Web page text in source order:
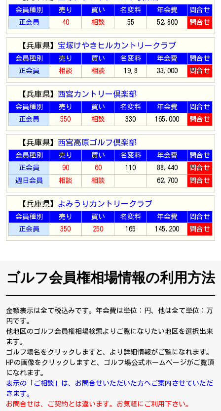
会員種別 売り 買い 名変料 年会費
問合せ
正会員
40 相談 55 52,800 問合せ
【兵庫県】 宝塚けやきヒルカントリークラブ
会員種別 売り 買い 名変料 年会費
問合せ
正会員
相談 相談 19.8 33,000 問合せ
【兵庫県】 西宮カントリー倶楽部
会員種別 売り 買い 名変料 年会費
問合せ
正会員
550 相談 330 165,000 問合せ
【兵庫県】 西宮高原ゴルフ倶楽部
会員種別 売り 買い 名変料 年会費
問合せ
正会員
90 60 110 88,440
問合せ
週日会員
相談 相談 62,700 問合せ
【兵庫県】 よみうりカントリークラブ
会員種別 売り 買い 名変料 年会費
問合せ
正会員
350 250 165 145,200 問合せ
ゴルフ会員権相場情報の利用方法
金額表示は全て税込みです。年会費は単位：円、他は全て単位：万
円です。
他地区のゴルフ会員権相場検索よりご覧になりたい地区を選択出来
ます。
ゴルフ場名をクリックしますと、より詳細情報がご覧になれます。
HPの画像をクリックしますと、ゴルフ場公式ホームページがご覧頂
になれます。
表示の「ご相談」は、お問合せいただいた方へご案内させていただ
きます。
お問合せは、ご契約とは違います。お気軽にご利用下さい。